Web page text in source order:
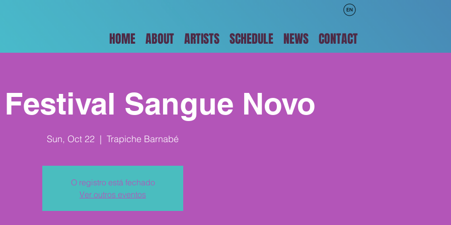
HOME ABOUT ARTISTS SCHEDULE NEWS CONTACT
Sangue Novo
Sun, Oct 22
  |
Trapiche Barnabé
O registro está fechado
Ver outros eventos